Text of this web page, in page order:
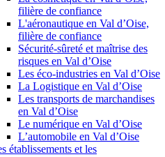
filière de confiance
L'aéronautique en Val d’Oise,
filière de confiance
Sécurité-sûreté et maîtrise des
risques en Val d’Oise
Les éco-industries en Val d’Oise
La Logistique en Val d’Oise
Les transports de marchandises
en Val d’Oise
Le numérique en Val d’Oise
L’automobile en Val d’Oise
établissements et les